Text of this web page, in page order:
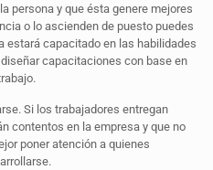
persona y que ésta genere mejores
o lo ascienden de puesto puedes
estará capacitado en las habilidades
capacitaciones con base en
Si los trabajadores entregan
contentos en la empresa y que no
poner atención a quienes